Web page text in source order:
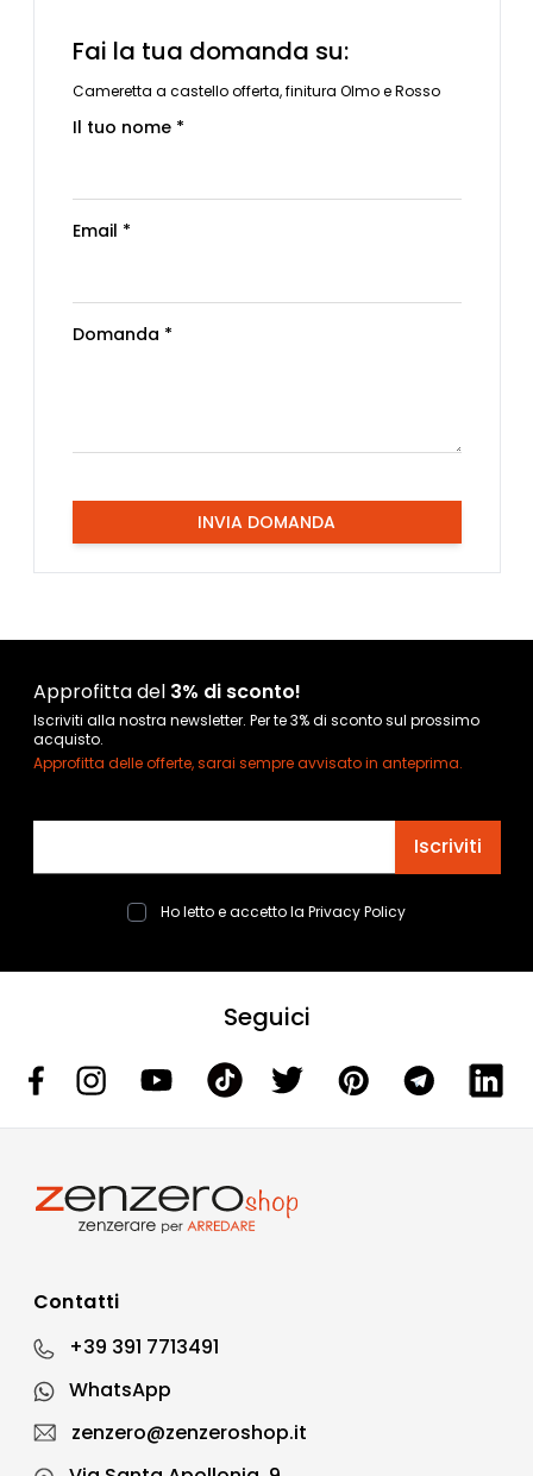
Fai la tua domanda su:
Cameretta a castello offerta, finitura Olmo e Rosso
Il tuo nome *
Email *
Domanda *
INVIA DOMANDA
Approfitta del 3% di sconto!
Iscriviti alla nostra newsletter. Per te 3% di sconto sul prossimo
acquisto.
Approfitta delle offerte, sarai sempre avvisato in anteprima.
Iscriviti
Ho letto e accetto la Privacy Policy
Seguici
Contatti
+39 391 7713491
WhatsApp
zenzero@zenzeroshop.it